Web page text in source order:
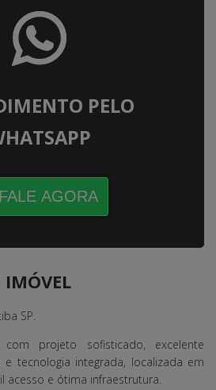
PELO
FALE AGORA
IMÓVEL
SP.
com projeto sofisticado, excelente
tecnologia integrada, localizada em
acesso e ótima infraestrutura.